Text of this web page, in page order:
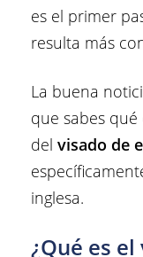
es el primer
resulta más
La buena
que sabes
del visado de
inglesa.
¿Qué es